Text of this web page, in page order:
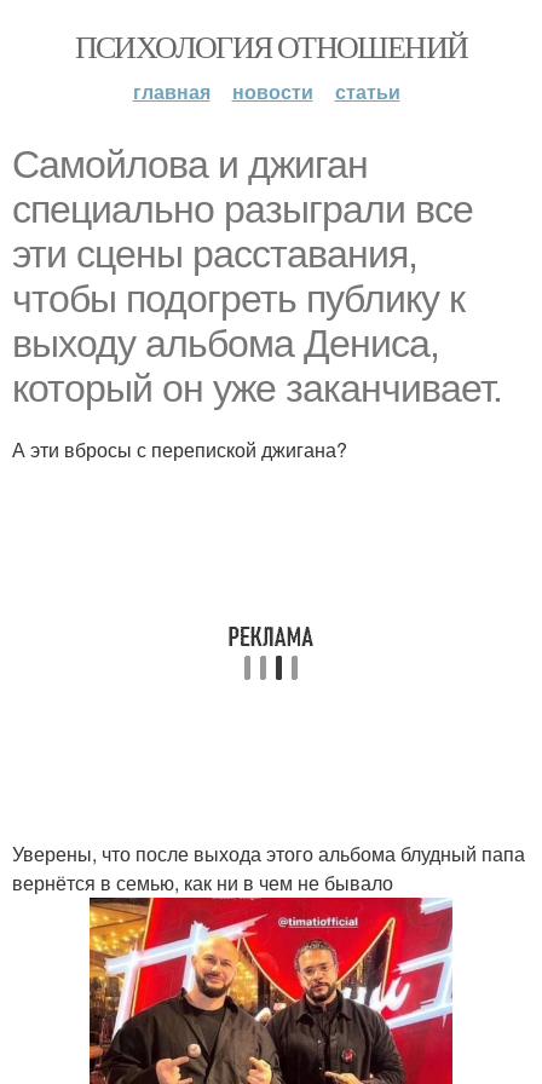
ПСИХОЛОГИЯ ОТНОШЕНИЙ
главная новости статьи
Самойлова и джиган
специально разыграли все
эти сцены расставания,
чтобы подогреть публику к
выходу альбома Дениса,
который он уже заканчивает.
А эти вбросы с перепиской джигана?
Уверены, что после выхода этого альбома блудный папа
вернётся в семью, как ни в чем не бывало